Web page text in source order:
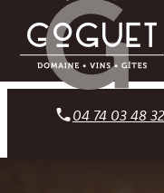
04 74 03 48 32
Panneau de gestion des